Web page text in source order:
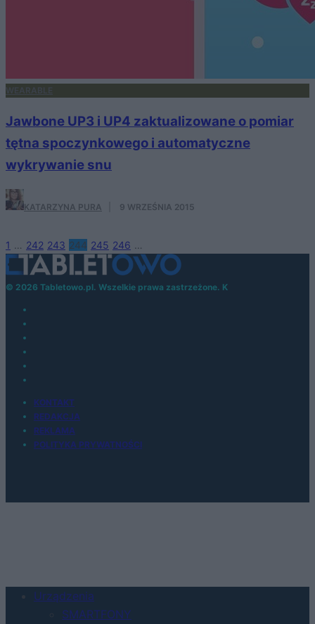
WEARABLE
Jawbone UP3 i UP4 zaktualizowane o pomiar
tętna spoczynkowego i automatyczne
wykrywanie snu
KATARZYNA PURA 9 WRZEŚNIA 2015
1 … 242 243 244 245 246 …
© 2026 Tabletowo.pl. Wszelkie prawa zastrzeżone. K
KONTAKT
REDAKCJA
REKLAMA
POLITYKA PRYWATNOŚCI
Urządzenia
SMARTFONY